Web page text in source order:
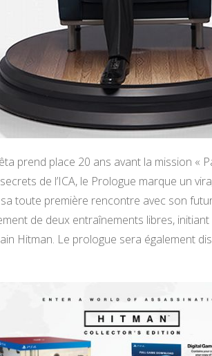
prend place 20 ans avant la mission «
de l’ICA, le Prologue marque un
sa toute première rencontre avec son
de deux entraînements libres,
Hitman. Le prologue sera également